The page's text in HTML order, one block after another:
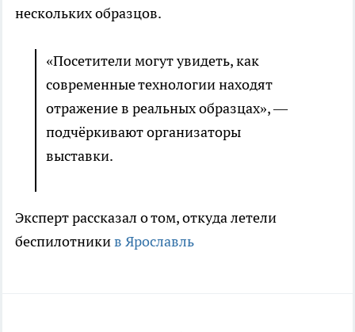
нескольких образцов.
«Посетители могут увидеть, как
современные технологии находят
отражение в реальных образцах», —
подчёркивают организаторы
выставки.
Эксперт рассказал о том, откуда летели
беспилотникив Ярославль